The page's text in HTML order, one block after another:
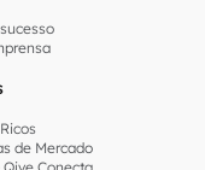
de Mercado